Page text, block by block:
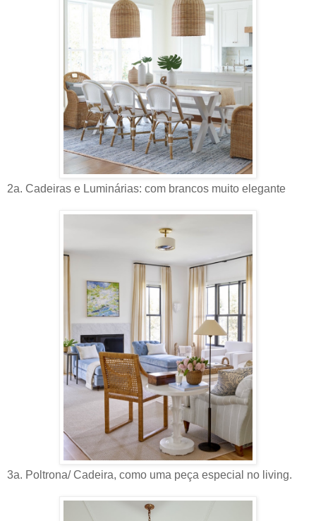
2a. Cadeiras e Luminárias: com brancos muito elegante
3a. Poltrona/ Cadeira, como uma peça especial no living.